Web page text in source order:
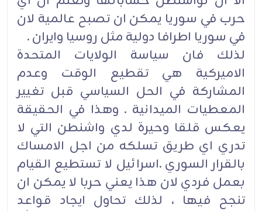
حرب في سوريا يمكن ان تصبح عالمية لان
في سوريا اطرافا دولية مثل روسيا وايران .
لذلك فان سياسة الولايات المتحدة
الاميركية هي تقطيع الوقت وعدم
المشاركة في الحل السياسي قبل تغيير
المعطيات الميدانية . وهذا في الحقيقة
يعكس قلقا وحيرة لدي واشنطن التي لا
تدري اي طريق تسلكه من اجل الامساك
بالقرار السوري .اسرائيل لا تستطيع القيام
بعمل فردي لان هذا يعني حربا لا يمكن ان
تنجح فيها ، لذلك تحاول ايجاد قواعد